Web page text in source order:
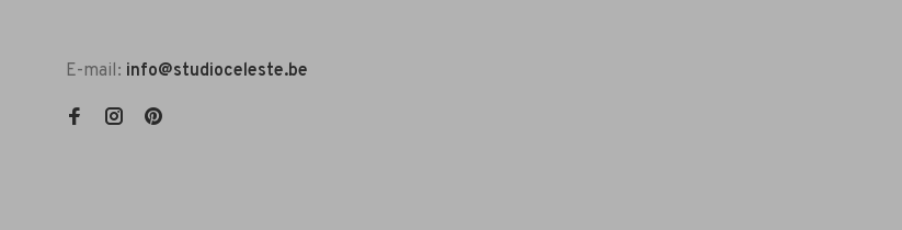
E-mail: info@studioceleste.be